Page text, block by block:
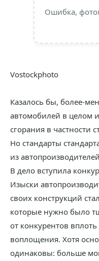
Ошибка,
Vostockphoto
Казалось бы, более-
автомобилей в целом
сгорания в частности
Но стандарты
из
В дело вступила
Изыски
своих конструкций
которые нужно было
от конкурентов
воплощения. Хотя
одинаковы: больше